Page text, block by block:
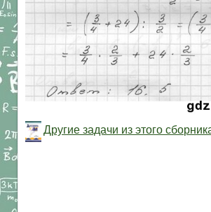
Другие задачи из этого